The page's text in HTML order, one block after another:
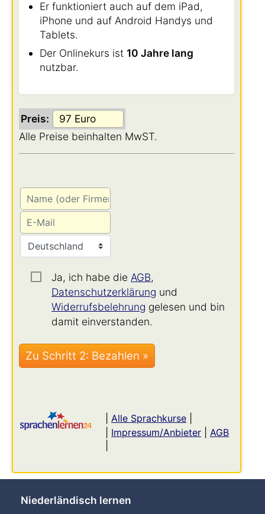
Er funktioniert auch auf dem iPad,
iPhone und auf Android Handys und
Tablets.
Der Onlinekurs ist 10 Jahre lang
nutzbar.
Preis:
Alle Preise beinhalten MwST.
Ja, ich habe die AGB,
Datenschutzerklärung und
Widerrufsbelehrung gelesen und bin
damit einverstanden.
Alle Sprachkurse
Impressum/Anbieter
AGB
Niederländisch lernen